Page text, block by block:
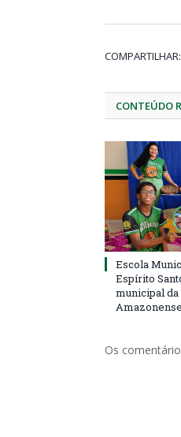
COMPARTILHAR:
CONTEÚDO
Escola
Espírito
municipal da
Os